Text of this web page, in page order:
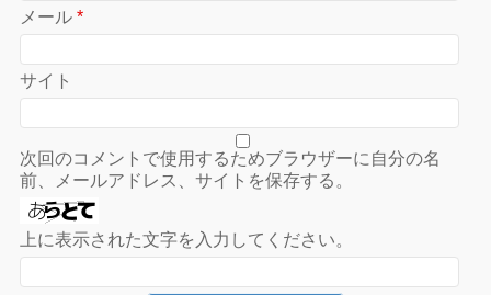
メール*
サイト
次回のコメントで使用するためブラウザーに自分の名
前、メールアドレス、サイトを保存する。
上に表示された文字を入力してください。